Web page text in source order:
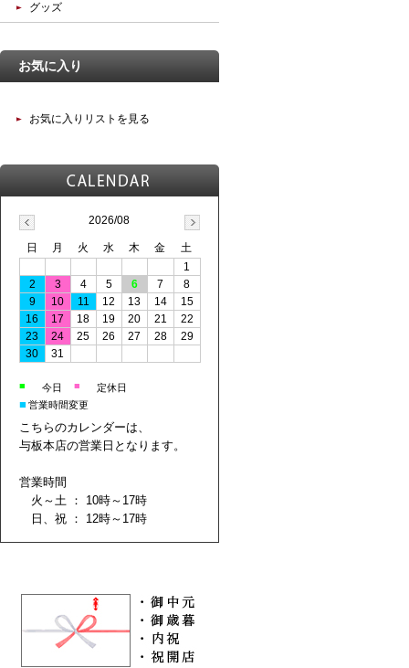
グッズ
お気に入り
お気に入りリストを見る
2026/08
日 月 火 水 木 金
土
1
2
3 4 5 6 7
8
9
10 11 12 13 14
15
16
17 18 19 20 21
22
23
24 25 26 27 28
29
30
31
■ 今日 ■ 定休日
■ 営業時間変更
こちらのカレンダーは、
与板本店の営業日となります。
営業時間
火～土 ： 10時～17時
日、祝 ： 12時～17時